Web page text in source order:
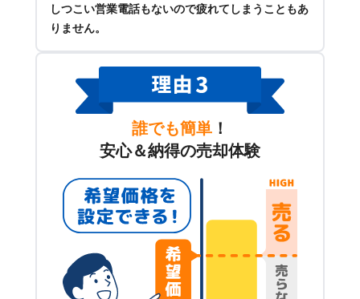
しつこい営業電話もないので疲れてしまうこともあ
りません。
誰でも簡単 ！
安心＆納得の売却体験